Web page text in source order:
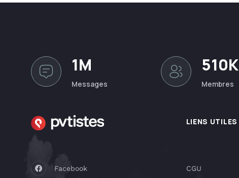
1M
Messages
510K
Membres
LIENS UTILES
Facebook CGU